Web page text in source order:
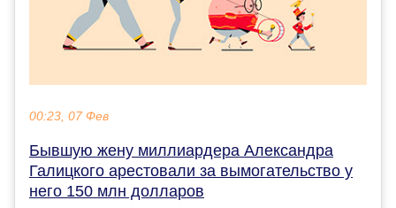
00:23, 07 Фев
Бывшую жену миллиардера Александра
Галицкого арестовали за вымогательство у
него 150 млн долларов